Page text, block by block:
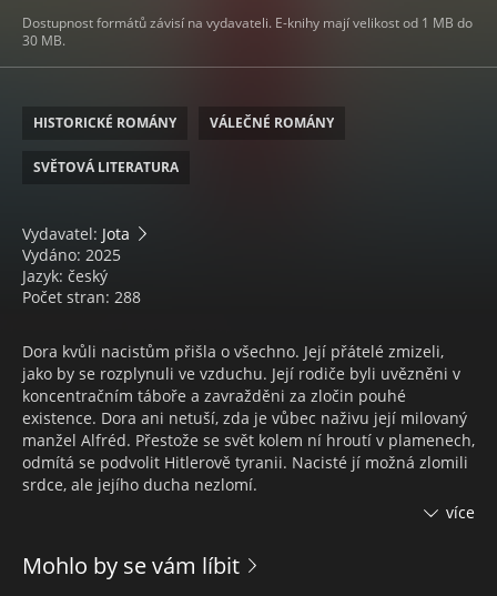
Dostupnost formátů závisí na vydavateli. E-knihy mají velikost od 1 MB do
30 MB.
HISTORICKÉ ROMÁNY VÁLEČNÉ ROMÁNY
SVĚTOVÁ LITERATURA
Vydavatel: Jota
Vydáno: 2025
Jazyk: český
Počet stran: 288
Dora kvůli nacistům přišla o všechno. Její přátelé zmizeli,
jako by se rozplynuli ve vzduchu. Její rodiče byli uvězněni v
koncentračním táboře a zavražděni za zločin pouhé
existence. Dora ani netuší, zda je vůbec naživu její milovaný
manžel Alfréd. Přestože se svět kolem ní hroutí v plamenech,
odmítá se podvolit Hitlerově tyranii. Nacisté jí možná zlomili
srdce, ale jejího ducha nezlomí.
přestrojení se vydává za sekretářku šéfa gestapa, vojáka se
více
Mohlo by se vám líbit